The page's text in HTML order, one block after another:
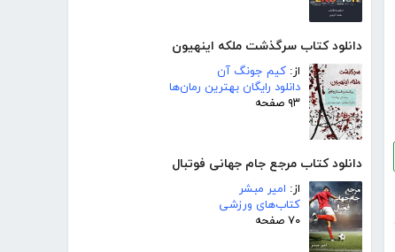
دانلود کتاب سرگذشت ملکه اینهیون
از: کیم جونگ آن
دانلود رایگان بهترین رمان‌ها
۹۳ صفحه
دانلود کتاب مرجع جام جهانی فوتبال
از: امیر مبشر
کتاب‌های ورزشی
۷۰ صفحه